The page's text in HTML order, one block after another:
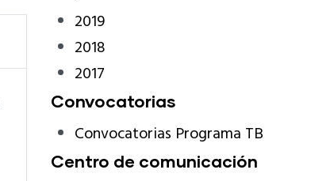
2019
2018
2017
Convocatorias
Convocatorias Programa TB
Centro de comunicación